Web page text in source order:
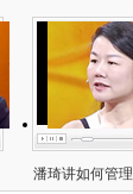
潘琦讲如何管